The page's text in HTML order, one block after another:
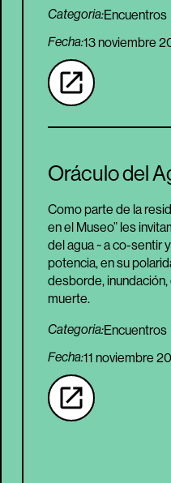
Categoria:Encuentros
Fecha:13 noviembre
Oráculo del
Como parte de la
en el Museo” les
del agua ~ a co-sentir
potencia, en su
desborde,
muerte.
Categoria:Encuentros
Fecha:11 noviembre